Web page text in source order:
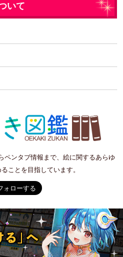
いて
ペンタブ情報まで、絵に関するあらゆ
ことを目指しています。